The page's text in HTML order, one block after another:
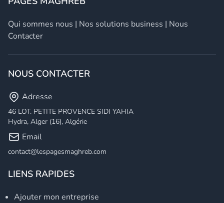
Qui sommes nous | Nos solutions business | Nous
Contacter
NOUS CONTACTER
Adresse
46 LOT. PETITE PROVENCE SIDI YAHIA
Hydra, Alger (16), Algérie
Email
contact@lespagesmaghreb.com
LIENS RAPIDES
Ajouter mon entreprise